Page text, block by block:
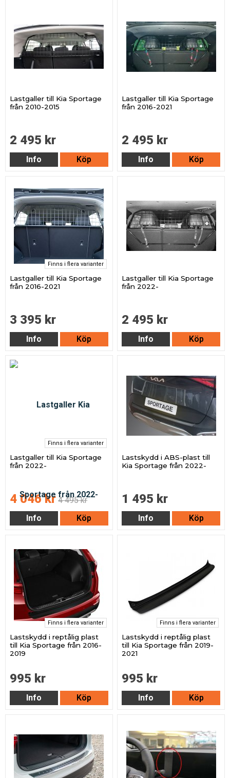
Lastgaller till Kia Sportage
från 2010-2015
2 495 kr
Info Köp
Lastgaller till Kia Sportage
från 2016-2021
2 495 kr
Info Köp
Finns i flera varianter
Lastgaller till Kia Sportage
från 2016-2021
3 395 kr
Info Köp
Lastgaller till Kia Sportage
från 2022-
2 495 kr
Info Köp
Finns i flera varianter
Lastgaller till Kia Sportage
från 2022-
4 046 kr 4 495 kr
Info
Köp
Lastskydd i ABS-plast till
Kia Sportage från 2022-
1 495 kr
Info Köp
Finns i flera varianter
Lastskydd i reptålig plast
till Kia Sportage från 2016-
2019
995 kr
Info Köp
Finns i flera varianter
Lastskydd i reptålig plast
till Kia Sportage från 2019-
2021
995 kr
Info Köp